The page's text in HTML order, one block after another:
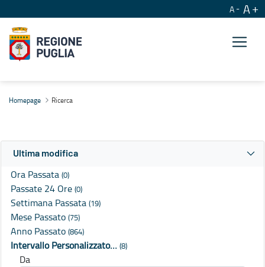
A A
Homepage Ricerca
Ultima modifica
Ora Passata (0)
Passate 24 Ore (0)
Settimana Passata (19)
Mese Passato (75)
Anno Passato (864)
Intervallo Personalizzato… (8)
Da